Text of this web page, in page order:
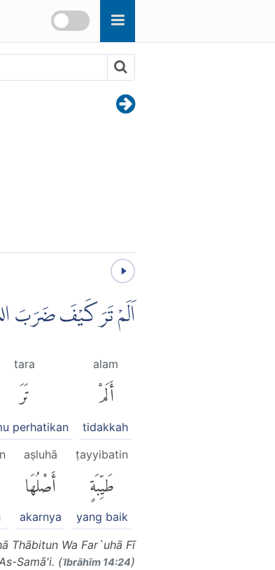
اَلَمْ تَرَ كَيْفَ ضَرَبَ
alam
أَلَمْ
tidakkah
tara
تَرَ
perhatikan
ṭayyibatin
طَيِّبَةٍ
yang baik
aṣluhā
أَصْلُهَا
akarnya
Thābitun Wa Far`uhā Fī
Samā'i. (ʾIbrāhīm 14:24)